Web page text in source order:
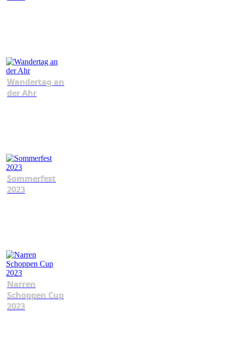
Wandertag an
der Ahr
Sommerfest
2023
Narren
Schoppen Cup
2023